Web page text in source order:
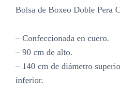
Bolsa de Boxeo Doble Pera
– Confeccionada en cuero.
– 90 cm de alto.
– 140 cm de diámetro
inferior.